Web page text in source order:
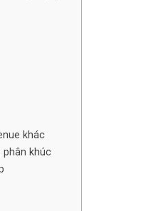
khác
phân khúc